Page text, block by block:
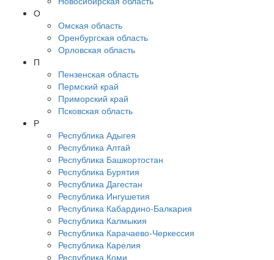
О
Омская область
Оренбургская область
Орловская область
П
Пензенская область
Пермский край
Приморский край
Псковская область
Р
Республика Адыгея
Республика Алтай
Республика Башкортостан
Республика Бурятия
Республика Дагестан
Республика Ингушетия
Республика Кабардино-Балкария
Республика Калмыкия
Республика Карачаево-Черкессия
Республика Карелия
Республика Коми